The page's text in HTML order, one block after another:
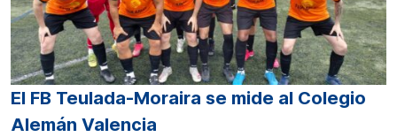
El FB Teulada-Moraira se mide al Colegio
Alemán Valencia